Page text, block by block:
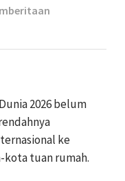
2026 belum
ke
kota tuan rumah.